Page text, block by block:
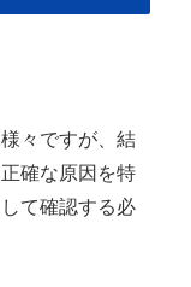
々ですが、結
確な原因を特
て確認する必